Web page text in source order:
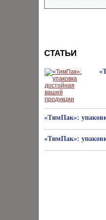
СТАТЬИ
«ТимПак»:
«ТимПак»: